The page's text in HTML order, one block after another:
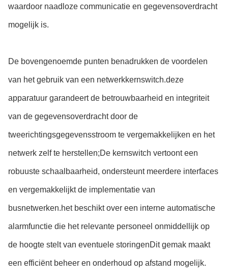
waardoor naadloze communicatie en gegevensoverdracht
mogelijk is.
De bovengenoemde punten benadrukken de voordelen
van het gebruik van een netwerkkernswitch.deze
apparatuur garandeert de betrouwbaarheid en integriteit
van de gegevensoverdracht door de
tweerichtingsgegevensstroom te vergemakkelijken en het
netwerk zelf te herstellen;De kernswitch vertoont een
robuuste schaalbaarheid, ondersteunt meerdere interfaces
en vergemakkelijkt de implementatie van
busnetwerken.het beschikt over een interne automatische
alarmfunctie die het relevante personeel onmiddellijk op
de hoogte stelt van eventuele storingenDit gemak maakt
een efficiënt beheer en onderhoud op afstand mogelijk.